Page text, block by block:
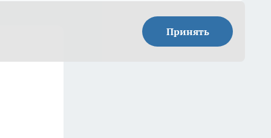
Принять